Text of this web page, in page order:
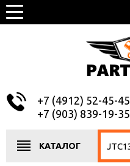
+7 (4912) 52-45-45
+7 (903) 839-19-35
КАТАЛОГ